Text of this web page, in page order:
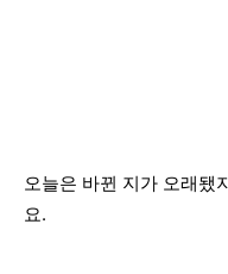
오늘은 바뀐 지가 오래됐
요.